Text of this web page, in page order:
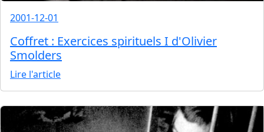
2001-12-01
Coffret : Exercices spirituels I d'Olivier
Smolders
Lire l'article